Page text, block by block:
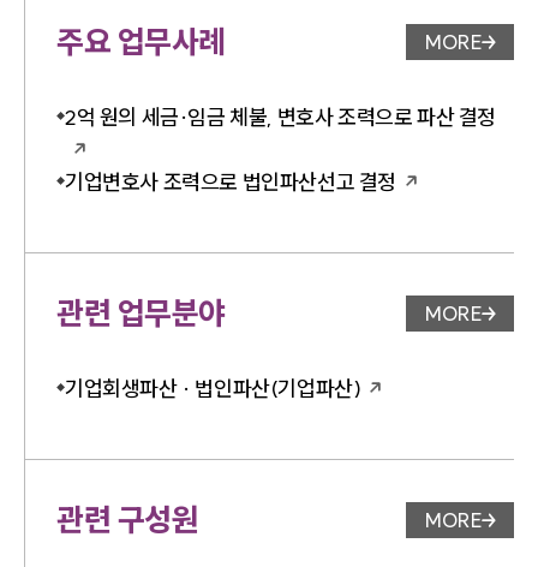
주요 업무사례 업무사례
MORE
2억 원의 세금·임금 체불, 변호사 조력으로 파산 결정
기업변호사 조력으로 법인파산선고 결정
관련 업무분야 업무분야
MORE
기업회생파산 · 법인파산(기업파산)
관련 구성원 변호사 페
MORE